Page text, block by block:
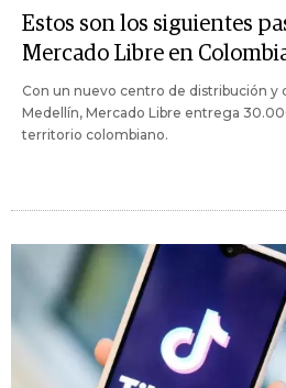
Estos son los siguientes
Mercado Libre en
Con un nuevo centro de distribución y
Medellín, Mercado Libre entrega
territorio colombiano.